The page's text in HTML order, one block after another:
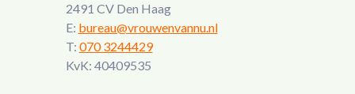
2491 CV Den Haag
E: bureau@vrouwenvannu.nl
T: 070 3244429
KvK: 40409535